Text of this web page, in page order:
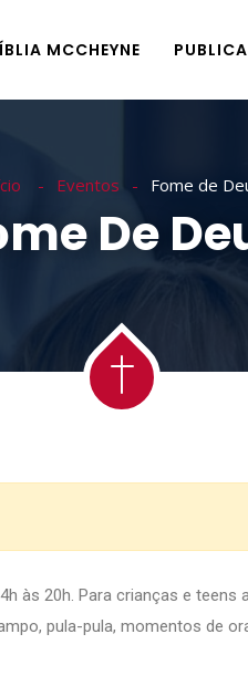
MCCHEYNE
Eventos Fome de
De
às 20h. Para crianças e teens
pula-pula, momentos de